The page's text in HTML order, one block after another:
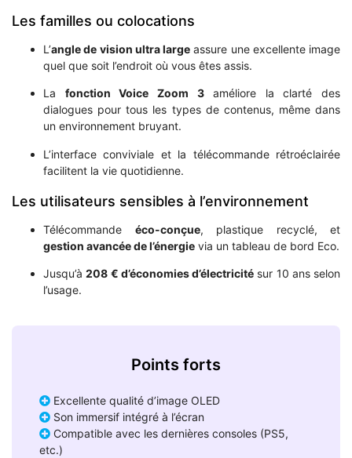
Les familles ou colocations
L’angle de vision ultra large assure une excellente image
quel que soit l’endroit où vous êtes assis.
La fonction Voice Zoom 3améliore la clarté des
dialogues pour tous les types de contenus, même dans
un environnement bruyant.
L’interface conviviale et la télécommande rétroéclairée
facilitent la vie quotidienne.
Les utilisateurs sensibles à l’environnement
Télécommande éco-conçue, plastique recyclé, et
gestion avancée de l’énergie via un tableau de bord Eco.
Jusqu’à208 € d’économies d’électricité sur 10 ans selon
l’usage.
Points forts
Excellente qualité d’image OLED
Son immersif intégré à l’écran
Compatible avec les dernières consoles (PS5,
etc.)